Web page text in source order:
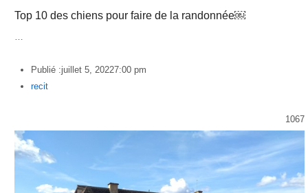
Top 10 des chiens pour faire de la randonnée￼
…
Publié :juillet 5, 20227:00 pm
Author
recit
1067